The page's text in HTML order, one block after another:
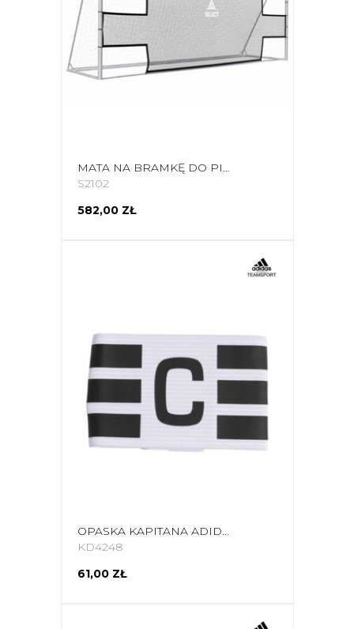
MATA NA BRAMKĘ DO PIŁKI NOŻNEJ DO TRENINGU CELNOŚCI SELECT 7,32 X 2,44 M 17893
S2102
582,00 ZŁ
OPASKA KAPITANA ADIDAS TIRO L AB BIAŁO-CZARNA KD4248
KD4248
61,00 ZŁ